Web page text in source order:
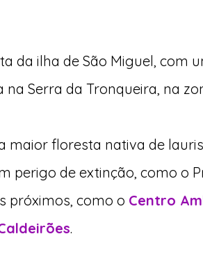
da ilha de São Miguel, com
Serra da Tronqueira, na
maior floresta nativa de
perigo de extinção, como o
próximos, como o Centro
.